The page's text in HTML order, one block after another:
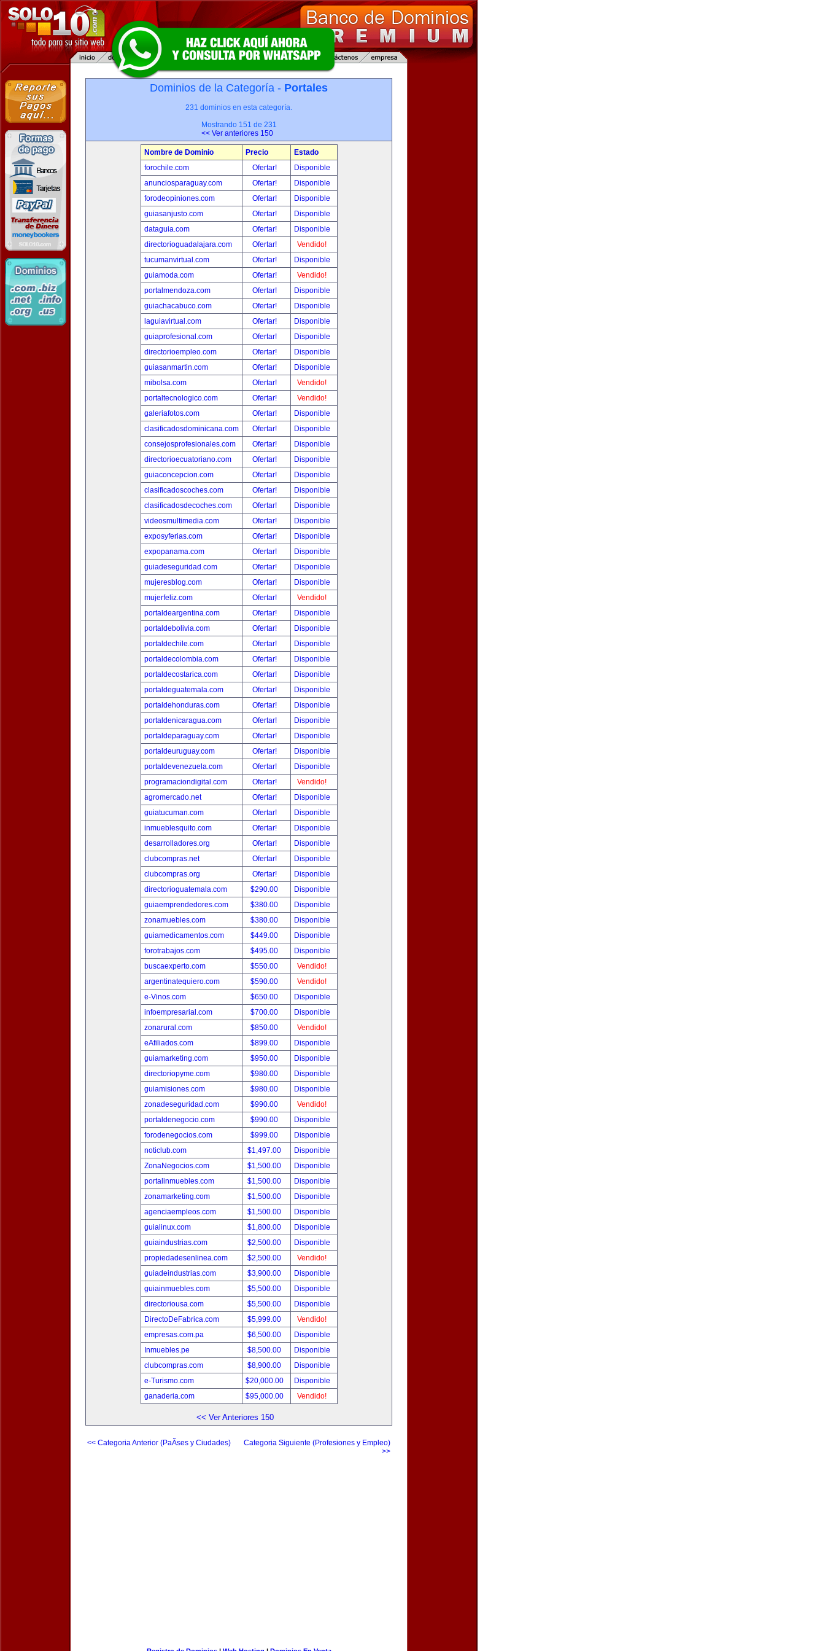
Dominios de la Categoría - Portales
231 dominios en esta categoría.
Mostrando 151 de 231
<< Ver anteriores 150
Nombre de Dominio Precio
Estado
forochile.com
Ofertar!
Disponible
anunciosparaguay.com
Ofertar!
Disponible
forodeopiniones.com
Ofertar!
Disponible
guiasanjusto.com
Ofertar!
Disponible
dataguia.com
Ofertar!
Disponible
directorioguadalajara.com
Ofertar!
Vendido!
tucumanvirtual.com
Ofertar!
Disponible
guiamoda.com
Ofertar!
Vendido!
portalmendoza.com
Ofertar!
Disponible
guiachacabuco.com
Ofertar!
Disponible
laguiavirtual.com
Ofertar!
Disponible
guiaprofesional.com
Ofertar!
Disponible
directorioempleo.com
Ofertar!
Disponible
guiasanmartin.com
Ofertar!
Disponible
mibolsa.com
Ofertar!
Vendido!
portaltecnologico.com
Ofertar!
Vendido!
galeriafotos.com
Ofertar!
Disponible
clasificadosdominicana.com
Ofertar!
Disponible
consejosprofesionales.com
Ofertar!
Disponible
directorioecuatoriano.com
Ofertar!
Disponible
guiaconcepcion.com
Ofertar!
Disponible
clasificadoscoches.com
Ofertar!
Disponible
clasificadosdecoches.com
Ofertar!
Disponible
videosmultimedia.com
Ofertar!
Disponible
exposyferias.com
Ofertar!
Disponible
expopanama.com
Ofertar!
Disponible
guiadeseguridad.com
Ofertar!
Disponible
mujeresblog.com
Ofertar!
Disponible
mujerfeliz.com
Ofertar!
Vendido!
portaldeargentina.com
Ofertar!
Disponible
portaldebolivia.com
Ofertar!
Disponible
portaldechile.com
Ofertar!
Disponible
portaldecolombia.com
Ofertar!
Disponible
portaldecostarica.com
Ofertar!
Disponible
portaldeguatemala.com
Ofertar!
Disponible
portaldehonduras.com
Ofertar!
Disponible
portaldenicaragua.com
Ofertar!
Disponible
portaldeparaguay.com
Ofertar!
Disponible
portaldeuruguay.com
Ofertar!
Disponible
portaldevenezuela.com
Ofertar!
Disponible
programaciondigital.com
Ofertar!
Vendido!
agromercado.net
Ofertar!
Disponible
guiatucuman.com
Ofertar!
Disponible
inmueblesquito.com
Ofertar!
Disponible
desarrolladores.org
Ofertar!
Disponible
clubcompras.net
Ofertar!
Disponible
clubcompras.org
Ofertar!
Disponible
directorioguatemala.com
$290.00
Disponible
guiaemprendedores.com
$380.00
Disponible
zonamuebles.com
$380.00
Disponible
guiamedicamentos.com
$449.00
Disponible
forotrabajos.com
$495.00
Disponible
buscaexperto.com
$550.00
Vendido!
argentinatequiero.com
$590.00
Vendido!
e-Vinos.com
$650.00
Disponible
infoempresarial.com
$700.00
Disponible
zonarural.com
$850.00
Vendido!
eAfiliados.com
$899.00
Disponible
guiamarketing.com
$950.00
Disponible
directoriopyme.com
$980.00
Disponible
guiamisiones.com
$980.00
Disponible
zonadeseguridad.com
$990.00
Vendido!
portaldenegocio.com
$990.00
Disponible
forodenegocios.com
$999.00
Disponible
noticlub.com
$1,497.00
Disponible
ZonaNegocios.com
$1,500.00
Disponible
portalinmuebles.com
$1,500.00
Disponible
zonamarketing.com
$1,500.00
Disponible
agenciaempleos.com
$1,500.00
Disponible
guialinux.com
$1,800.00
Disponible
guiaindustrias.com
$2,500.00
Disponible
propiedadesenlinea.com
$2,500.00
Vendido!
guiadeindustrias.com
$3,900.00
Disponible
guiainmuebles.com
$5,500.00
Disponible
directoriousa.com
$5,500.00
Disponible
DirectoDeFabrica.com
$5,999.00
Vendido!
empresas.com.pa
$6,500.00
Disponible
Inmuebles.pe
$8,500.00
Disponible
clubcompras.com
$8,900.00
Disponible
e-Turismo.com
$20,000.00
Disponible
ganaderia.com
$95,000.00 Vendido!
<< Ver Anteriores 150
<< Categoria Anterior (PaÃ­ses y Ciudades)
Categoria Siguiente (Profesiones y Empleo)
>>